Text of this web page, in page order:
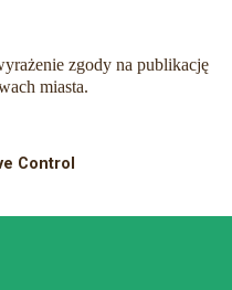
zgody na publikację
miasta.
Control